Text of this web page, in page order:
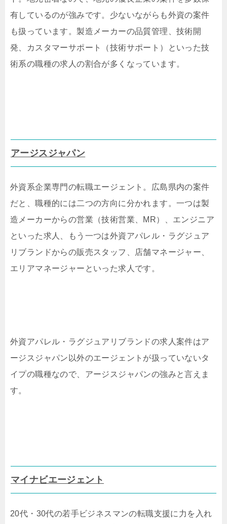
有しているのが強みです。少ないながらも外資の案件
も扱っています。製造メーカーの品質管理、技術開
発、カスタマーサポート（技術サポート）といった技
術系の職種の求人の割合が多くなっています。
アージスジャパン
外資系企業専門の転職エージェント。広島県内の案件
だと、職種的には二つの方向に分かれます。一つは製
造メーカーからの営業（技術営業、MR）、エンジニア
といった求人、もう一つは外資アパレル・ラグジュア
リブランドからの販売スタッフ、店舗マネージャー、
エリアマネージャーといった求人です。
外資アパレル・ラグジュアリブランドの求人案件はア
ージスジャパン以外のエージェントが扱っていないタ
イプの職種なので、アージスジャパンの強みと言えま
す。
マイナビエージェント
20代・30代の若手ビジネスマンの転職支援に力を入れ